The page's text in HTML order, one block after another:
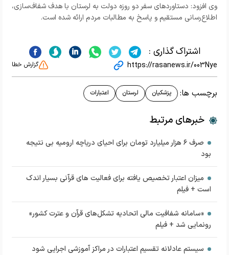
وی افزود: دستاوردهای سفر دو روزه دولت به لرستان با هدف شفاف‌سازی،
اطلاع‌رسانی مستقیم و پاسخ به مطالبات مردم ارائه شده است.
اشتراک گذاری :
https://rasanews.ir/003Nye گزارش خطا
برچسب ها: پزشکیان لرستان اعتبارات
خبرهای مرتبط
صرف ۶ هزار میلیارد تومان برای احیای دریاچه ارومیه بی نتیجه
بود
میزان اعتبار تخصیص یافته برای فعالیت های قرآنی بسیار اندک
است + فیلم
«سامانه شفافیت مالی اتحادیه تشکل‌های قرآن و عترت کشور»
رونمایی شد + فیلم
سیستم عادلانه تقسیم اعتبارات در مراکز آموزشی اجرایی شود